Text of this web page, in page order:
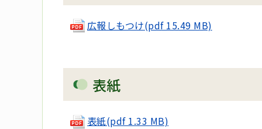
広報しもつけ(pdf 15.49 MB)
表紙
表紙(pdf 1.33 MB)